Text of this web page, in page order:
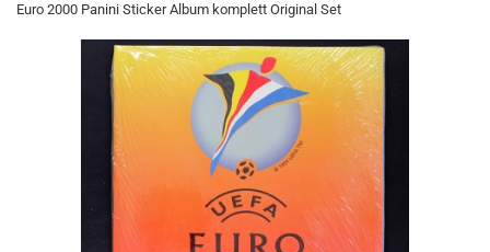
Euro 2000 Panini Sticker Album komplett Original Set